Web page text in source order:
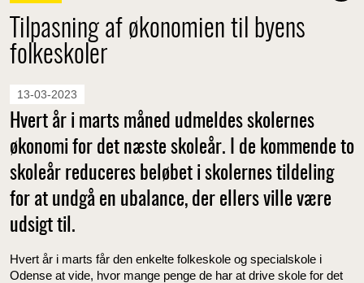
Tilpasning af økonomien til byens
folkeskoler
13-03-2023
Hvert år i marts måned udmeldes skolernes
økonomi for det næste skoleår. I de kommende to
skoleår reduceres beløbet i skolernes tildeling
for at undgå en ubalance, der ellers ville være
udsigt til.
Hvert år i marts får den enkelte folkeskole og specialskole i
Odense at vide, hvor mange penge de har at drive skole for det